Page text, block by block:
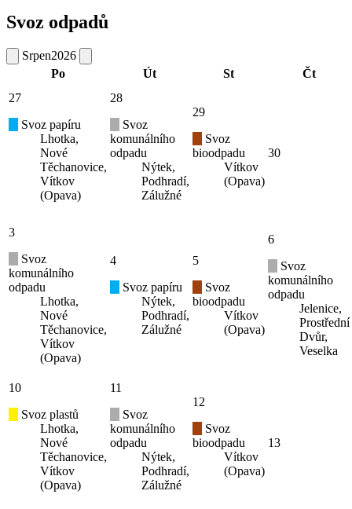
Svoz odpadů
Srpen2026
Po
Út St
Čt
27
Svoz papíru
Lhotka,
Nové
Těchanovice,
Vítkov
(Opava)
28
Svoz
komunálního
odpadu
Nýtek,
Podhradí,
Zálužné
29
Svoz
bioodpadu
Vítkov
(Opava)
30
3
Svoz
komunálního
odpadu
Lhotka,
Nové
Těchanovice,
Vítkov
(Opava)
4
Svoz papíru
Nýtek,
Podhradí,
Zálužné
5
Svoz
bioodpadu
Vítkov
(Opava)
6
Svoz
komunálního
odpadu
Jelenice,
Prostřední
Dvůr,
Veselka
10
Svoz plastů
Lhotka,
Nové
Těchanovice,
Vítkov
(Opava)
11
Svoz
komunálního
odpadu
Nýtek,
Podhradí,
Zálužné
12
Svoz
bioodpadu
Vítkov
(Opava)
13